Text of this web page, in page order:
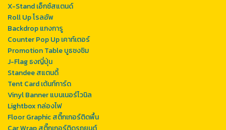
X-Stand เอ็กซ์สแตนด์
Roll Up โรลอัพ
Backdrop แกงการู
Counter Pop Up เคาท์เตอร์
Promotion Table บูธชงชิม
J-Flag ธงญี่ปุ่น
Standee สแตนดี้
Tent Card เต้นท์การ์ด
Vinyl Banner แบนเนอร์ไวนิล
Lightbox กล่องไฟ
Floor Graphic สติ๊กเกอร์ติดพื้น